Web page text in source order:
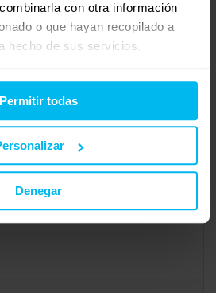
con otra información
o que hayan recopilado a
hecho de sus servicios.
Permitir todas
Denegar